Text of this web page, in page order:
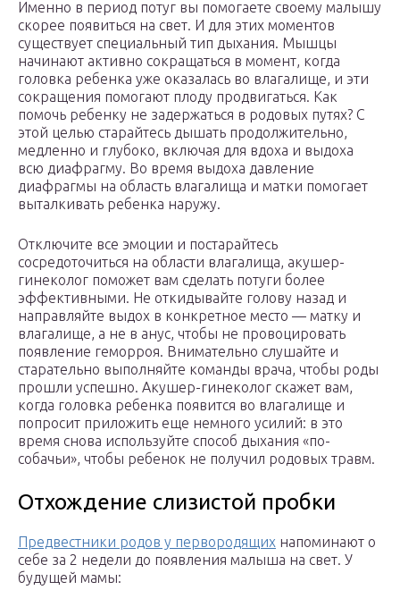
Именно в период потуг вы помогаете своему малышу
скорее появиться на свет. И для этих моментов
существует специальный тип дыхания. Мышцы
начинают активно сокращаться в момент, когда
головка ребенка уже оказалась во влагалище, и эти
сокращения помогают плоду продвигаться. Как
помочь ребенку не задержаться в родовых путях? С
этой целью старайтесь дышать продолжительно,
медленно и глубоко, включая для вдоха и выдоха
всю диафрагму. Во время выдоха давление
диафрагмы на область влагалища и матки помогает
выталкивать ребенка наружу.
Отключите все эмоции и постарайтесь
сосредоточиться на области влагалища, акушер-
гинеколог поможет вам сделать потуги более
эффективными. Не откидывайте голову назад и
направляйте выдох в конкретное место — матку и
влагалище, а не в анус, чтобы не провоцировать
появление геморроя. Внимательно слушайте и
старательно выполняйте команды врача, чтобы роды
прошли успешно. Акушер-гинеколог скажет вам,
когда головка ребенка появится во влагалище и
попросит приложить еще немного усилий: в это
время снова используйте способ дыхания «по-
собачьи», чтобы ребенок не получил родовых травм.
Отхождение слизистой пробки
Предвестники родов у первородящих напоминают о
себе за 2 недели до появления малыша на свет. У
будущей мамы: